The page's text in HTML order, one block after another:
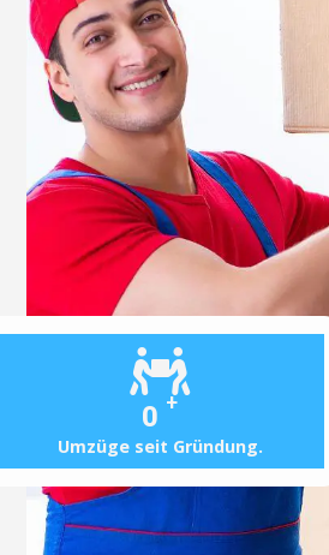
0 +
Umzüge seit Gründung.